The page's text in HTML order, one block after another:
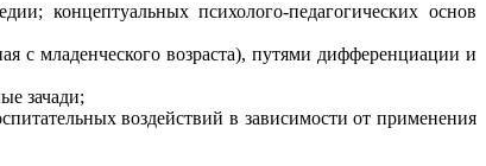
концептуальных психолого-педагогических основ
с младенческого возраста), путями дифференциации и
зачади;
воздействий в зависимости от применения